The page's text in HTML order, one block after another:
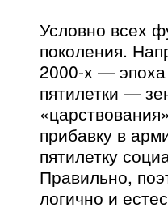
Условно всех
поколения.
2000-х —
пятилетки —
прибавку в
пятилетку
Правильно,
логично и